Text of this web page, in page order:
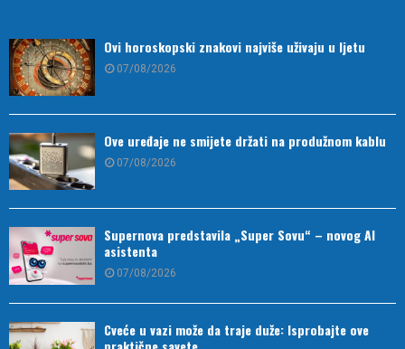
Ovi horoskopski znakovi najviše uživaju u ljetu
07/08/2026
Ove uređaje ne smijete držati na produžnom kablu
07/08/2026
Supernova predstavila „Super Sovu“ – novog AI
asistenta
07/08/2026
Cveće u vazi može da traje duže: Isprobajte ove